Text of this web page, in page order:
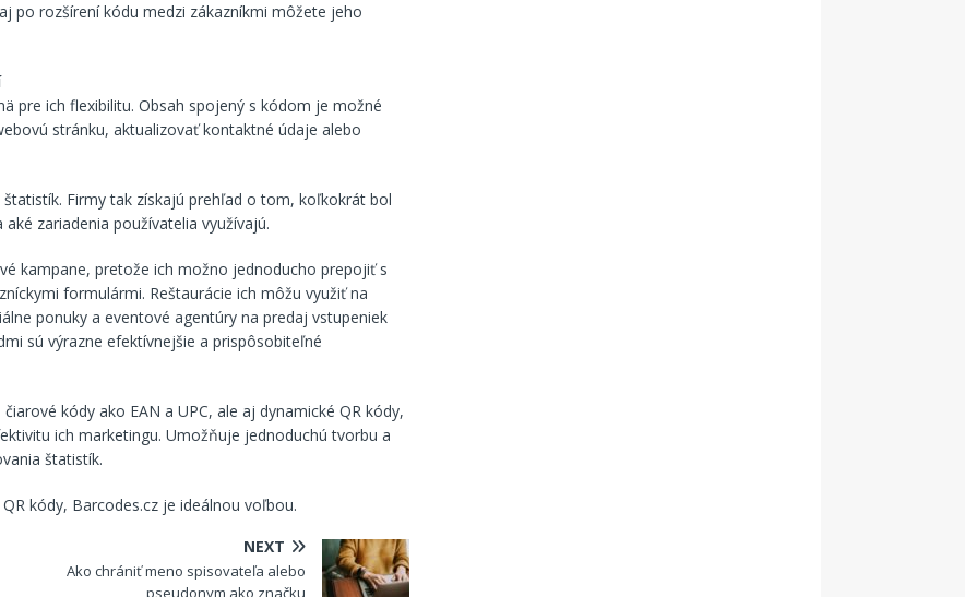
po rozšírení kódu medzi zákazníkmi môžete jeho
pre ich flexibilitu. Obsah spojený s kódom je možné
stránku, aktualizovať kontaktné údaje alebo
Firmy tak získajú prehľad o tom, koľkokrát bol
zariadenia používatelia využívajú.
kampane, pretože ich možno jednoducho prepojiť s
formulármi. Reštaurácie ich môžu využiť na
ponuky a eventové agentúry na predaj vstupeniek
sú výrazne efektívnejšie a prispôsobiteľné
kódy ako EAN a UPC, ale aj dynamické QR kódy,
ich marketingu. Umožňuje jednoduchú tvorbu a
štatistík.
kódy, Barcodes.cz je ideálnou voľbou.
NEXT
Ako chrániť meno spisovateľa alebo
pseudonym ako značku